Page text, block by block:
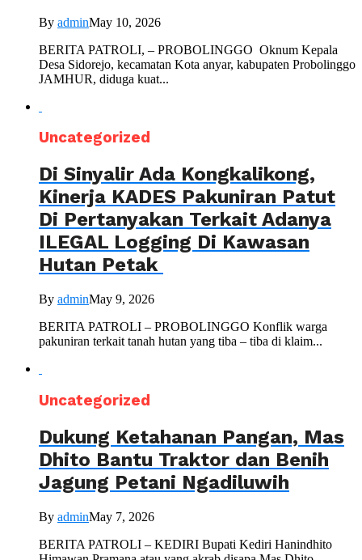
By adminMay 10, 2026
BERITA PATROLI, – PROBOLINGGO Oknum Kepala
Desa Sidorejo, kecamatan Kota anyar, kabupaten Probolinggo
JAMHUR, diduga kuat...
Uncategorized
Di Sinyalir Ada Kongkalikong,
Kinerja KADES Pakuniran Patut
Di Pertanyakan Terkait Adanya
ILEGAL Logging Di Kawasan
Hutan Petak
By adminMay 9, 2026
BERITA PATROLI – PROBOLINGGO Konflik warga
pakuniran terkait tanah hutan yang tiba – tiba di klaim...
Uncategorized
Dukung Ketahanan Pangan, Mas
Dhito Bantu Traktor dan Benih
Jagung Petani Ngadiluwih
By adminMay 7, 2026
BERITA PATROLI – KEDIRI Bupati Kediri Hanindhito